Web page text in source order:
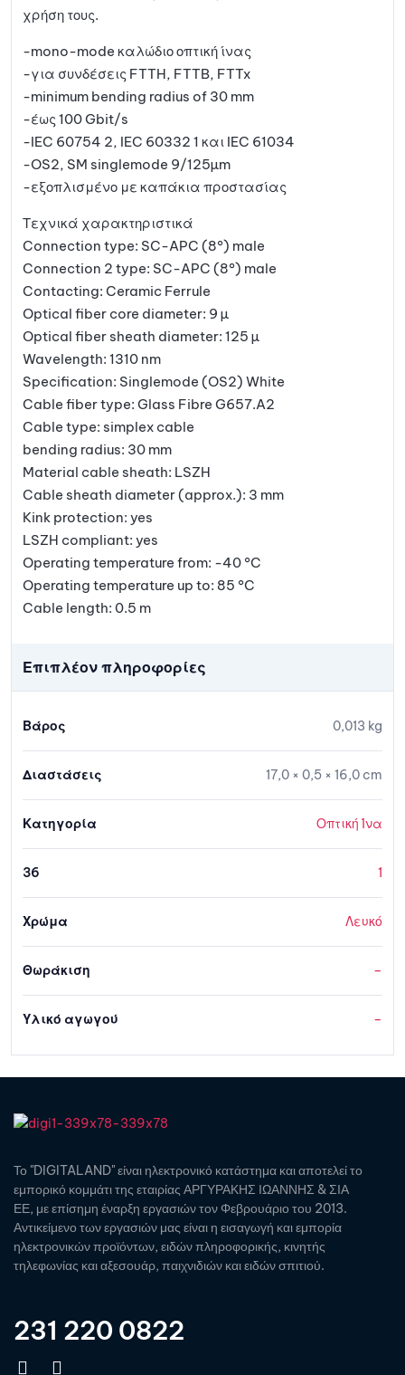
χρήση τους.
-mono-mode καλώδιο οπτική ίνας
-για συνδέσεις FTTH, FTTB, FTTx
-minimum bending radius of 30 mm
-έως 100 Gbit/s
-IEC 60754 2, IEC 60332 1 και IEC 61034
-OS2, SM singlemode 9/125µm
-εξοπλισμένο με καπάκια προστασίας
Τεχνικά χαρακτηριστικά
Connection type: SC-APC (8°) male
Connection 2 type: SC-APC (8°) male
Contacting: Ceramic Ferrule
Optical fiber core diameter: 9 µ
Optical fiber sheath diameter: 125 µ
Wavelength: 1310 nm
Specification: Singlemode (OS2) White
Cable fiber type: Glass Fibre G657.A2
Cable type: simplex cable
bending radius: 30 mm
Material cable sheath: LSZH
Cable sheath diameter (approx.): 3 mm
Kink protection: yes
LSZH compliant: yes
Operating temperature from: -40 °C
Operating temperature up to: 85 °C
Cable length: 0.5 m
Επιπλέον πληροφορίες
Βάρος 0,013 kg
Διαστάσεις 17,0 × 0,5 × 16,0 cm
Κατηγορία Οπτική Ίνα
36 1
Χρώμα Λευκό
Θωράκιση –
Υλικό αγωγού –
Το "DIGITALAND" είναι ηλεκτρονικό κατάστημα και αποτελεί το
εμπορικό κομμάτι της εταιρίας ΑΡΓΥΡΑΚΗΣ ΙΩΑΝΝΗΣ & ΣΙΑ
ΕΕ, με επίσημη έναρξη εργασιών τον Φεβρουάριο του 2013.
Αντικείμενο των εργασιών μας είναι η εισαγωγή και εμπορία
ηλεκτρονικών προϊόντων, ειδών πληροφορικής, κινητής
τηλεφωνίας και αξεσουάρ, παιχνιδιών και ειδών σπιτιού.
231 220 0822